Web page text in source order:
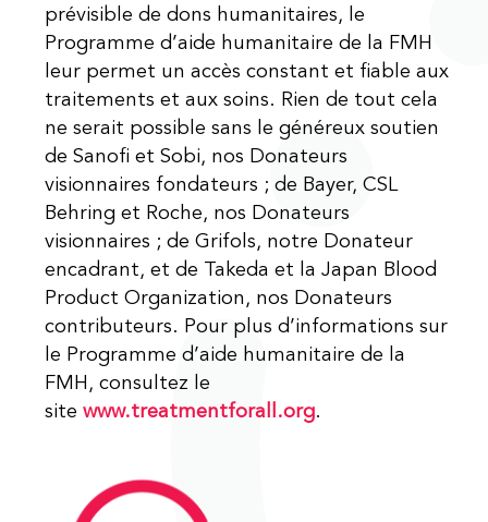
prévisible de dons humanitaires, le
Programme d’aide humanitaire de la FMH
leur permet un accès constant et fiable aux
traitements et aux soins. Rien de tout cela
ne serait possible sans le généreux soutien
de Sanofi et Sobi, nos Donateurs
visionnaires fondateurs ; de Bayer, CSL
Behring et Roche, nos Donateurs
visionnaires ; de Grifols, notre Donateur
encadrant, et de Takeda et la Japan Blood
Product Organization, nos Donateurs
contributeurs. Pour plus d’informations sur
le Programme d’aide humanitaire de la
FMH, consultez le
sitewww.treatmentforall.org.